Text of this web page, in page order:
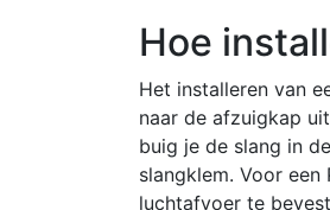
Hoe
Het installeren van
naar de afzuigkap
buig je de slang in
slangklem. Voor
luchtafvoer te